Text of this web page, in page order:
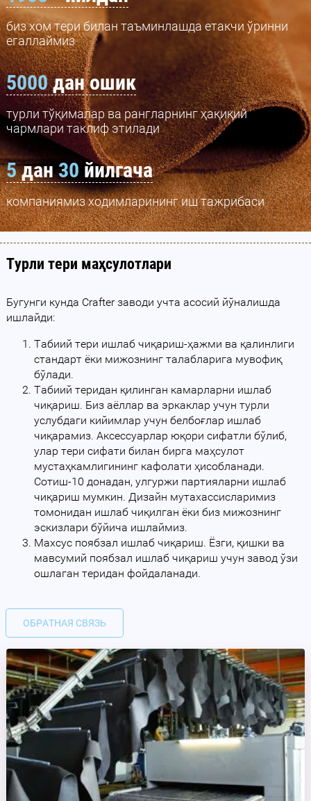
биз хом тери билан таъминлашда етакчи ўринни
егаллаймиз
5000дан ошик
турли тўқималар ва рангларнинг ҳақиқий
чармлари таклиф этилади
5дан30 йилгача
компаниямиз ходимларининг иш тажрибаси
Турли тери маҳсулотлари
Бугунги кунда Crafter заводи учта асосий йўналишда
ишлайди:
Табиий тери ишлаб чиқариш-ҳажми ва қалинлиги
стандарт ёки мижознинг талабларига мувофиқ
бўлади.
Табиий теридан қилинган камарларни ишлаб
чиқариш. Биз аёллар ва эркаклар учун турли
услубдаги кийимлар учун белбоғлар ишлаб
чиқарамиз. Аксессуарлар юқори сифатли бўлиб,
улар тери сифати билан бирга маҳсулот
мустаҳкамлигининг кафолати ҳисобланади.
Сотиш-10 донадан, улгуржи партияларни ишлаб
чиқариш мумкин. Дизайн мутахассисларимиз
томонидан ишлаб чиқилган ёки биз мижознинг
эскизлари бўйича ишлаймиз.
Махсус поябзал ишлаб чиқариш. Ёзги, қишки ва
мавсумий поябзал ишлаб чиқариш учун завод ўзи
ошлаган теридан фойдаланади.
ОБРАТНАЯ СВЯЗЬ